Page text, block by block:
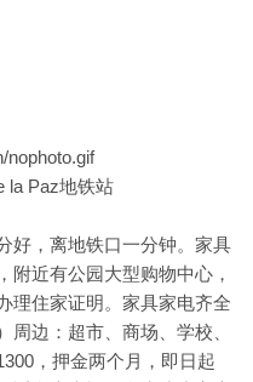
nophoto.gif
la Paz地铁站
好，离地铁口一分钟。家具
附近有公园大型购物中心，
理住家证明。家具家电齐全
周边：超市、商场、学校、
，押金两个月，即日起